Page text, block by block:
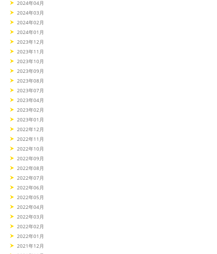
2024年04月
2024年03月
2024年02月
2024年01月
2023年12月
2023年11月
2023年10月
2023年09月
2023年08月
2023年07月
2023年04月
2023年02月
2023年01月
2022年12月
2022年11月
2022年10月
2022年09月
2022年08月
2022年07月
2022年06月
2022年05月
2022年04月
2022年03月
2022年02月
2022年01月
2021年12月